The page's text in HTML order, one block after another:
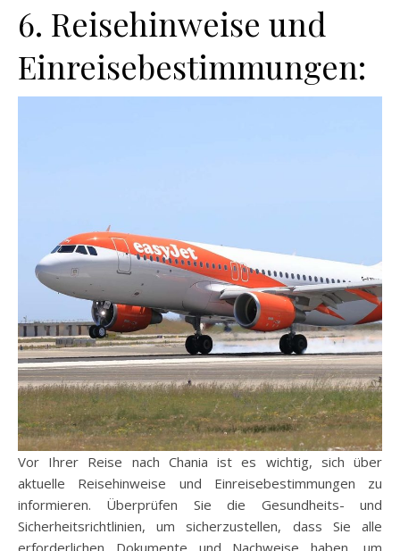
6. Reisehinweise und
Einreisebestimmungen:
Vor Ihrer Reise nach Chania ist es wichtig, sich über
aktuelle Reisehinweise und Einreisebestimmungen zu
informieren. Überprüfen Sie die Gesundheits- und
Sicherheitsrichtlinien, um sicherzustellen, dass Sie alle